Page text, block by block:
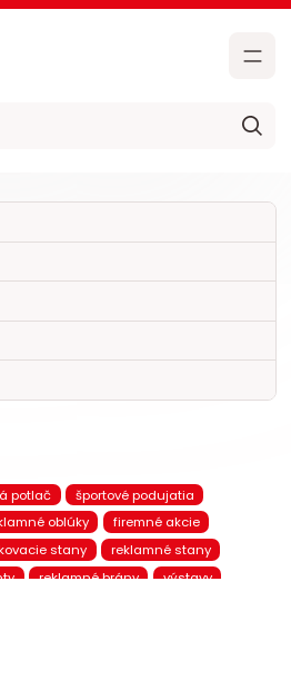
potlač
športové podujatia
oblúky
firemné akcie
stany
reklamné stany
reklamné brány
výstavy